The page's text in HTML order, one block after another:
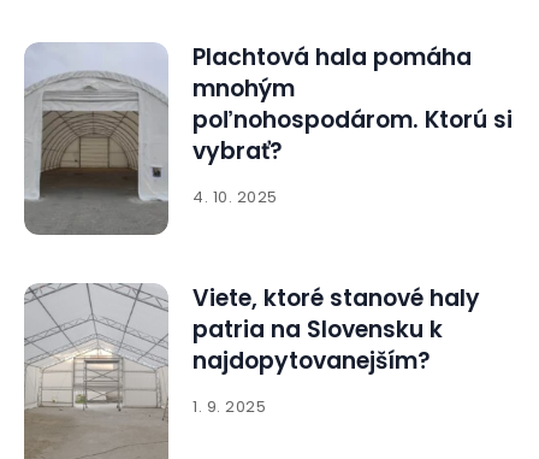
Plachtová hala pomáha
mnohým
poľnohospodárom. Ktorú si
vybrať?
4. 10. 2025
Viete, ktoré stanové haly
patria na Slovensku k
najdopytovanejším?
1. 9. 2025